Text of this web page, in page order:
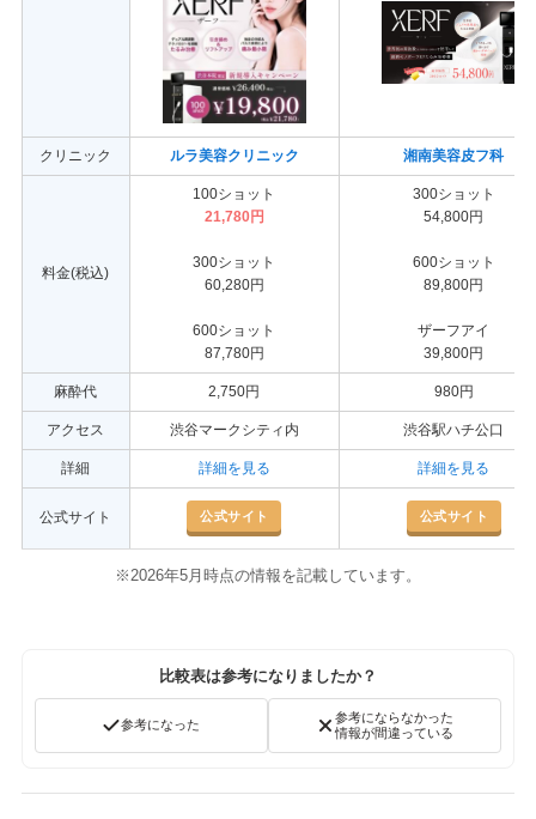
クリニック ルラ美容クリニック 湘南美容皮フ科
料金(税込)
100ショット
21,780円
300ショット
60,280円
600ショット
87,780円
300ショット
54,800円
600ショット
89,800円
ザーフアイ
39,800円
麻酔代 2,750円 980円
アクセス 渋谷マークシティ内 渋谷駅ハチ公口
詳細 詳細を見る 詳細を見る
公式サイト 公式サイト 公式サイト
※2026年5月時点の情報を記載しています。
比較表は参考になりましたか？
参考になった
参考にならなかった
情報が間違っている